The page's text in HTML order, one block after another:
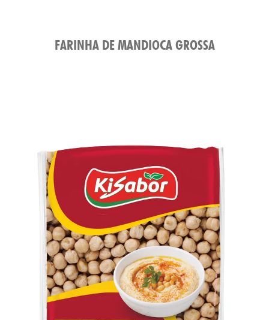
FARINHA DE MANDIOCA GROSSA